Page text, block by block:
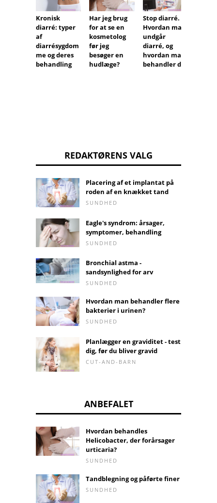
Kronisk
diarré: typer
af
diarrésygdom
me og deres
behandling
Har jeg brug
for at se en
kosmetolog
før jeg
besøger en
hudlæge?
Stop diarré.
Hvordan man
undgår
diarré, og
hvordan man
behandler det
REDAKTØRENS VALG
Placering af et implantat på
roden af ​​en knækket tand
SUNDHED
Eagle's syndrom: årsager,
symptomer, behandling
SUNDHED
Bronchial astma -
sandsynlighed for arv
SUNDHED
Hvordan man behandler flere
bakterier i urinen?
SUNDHED
Planlægger en graviditet - test
dig, før du bliver gravid
CUT-AND-BARN
ANBEFALET
Hvordan behandles
Helicobacter, der forårsager
urticaria?
SUNDHED
Tandblegning og påførte finer
SUNDHED